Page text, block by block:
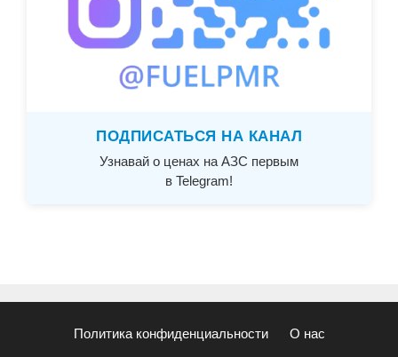
ПОДПИСАТЬСЯ НА КАНАЛ
Узнавай о ценах на АЗС первым
в Telegram!
Политика конфиденциальности О нас